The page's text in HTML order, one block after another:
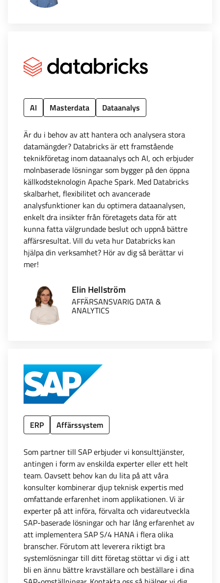
AI Masterdata Dataanalys
Är du i behov av att hantera och analysera stora
datamängder? Databricks är ett framstående
teknikföretag inom dataanalys och AI, och erbjuder
molnbaserade lösningar som bygger på den öppna
källkodsteknologin Apache Spark. Med Databricks
skalbarhet, flexibilitet och avancerade
analysfunktioner kan du optimera dataanalysen,
enkelt dra insikter från företagets data för att
kunna fatta välgrundade beslut och uppnå bättre
affärsresultat. Vill du veta hur Databricks kan
hjälpa din verksamhet? Hör av dig så berättar vi
mer!
Elin Hellström
AFFÄRSANSVARIG DATA &
ANALYTICS
ERP Affärssystem
Som partner till SAP erbjuder vi konsulttjänster,
antingen i form av enskilda experter eller ett helt
team. Oavsett behov kan du lita på att våra
konsulter kombinerar djup teknisk expertis med
omfattande erfarenhet inom applikationen. Vi är
experter på att införa, förvalta och vidareutveckla
SAP-baserade lösningar och har lång erfarenhet av
att implementera SAP S/4 HANA i flera olika
branscher. Förutom att leverera riktigt bra
systemlösningar till ditt företag stöttar vi dig i att
bli en ännu bättre kravställare och beställare i dina